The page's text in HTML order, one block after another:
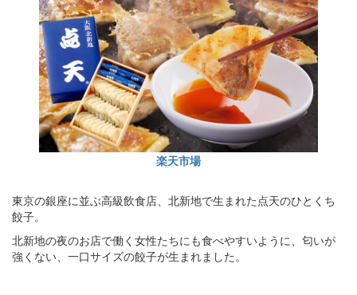
楽天市場
東京の銀座に並ぶ高級飲食店、北新地で生まれた点天のひとくち
餃子。
北新地の夜のお店で働く女性たちにも食べやすいように、匂いが
強くない、一口サイズの餃子が生まれました。